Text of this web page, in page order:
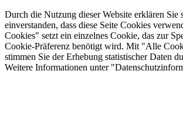
Durch die Nutzung dieser Website erklären Sie
einverstanden, dass diese Seite Cookies
Cookies" setzt ein einzelnes Cookie, das zur
Cookie-Präferenz benötigt wird. Mit "Alle
stimmen Sie der Erhebung statistischer Daten
Weitere Informationen unter